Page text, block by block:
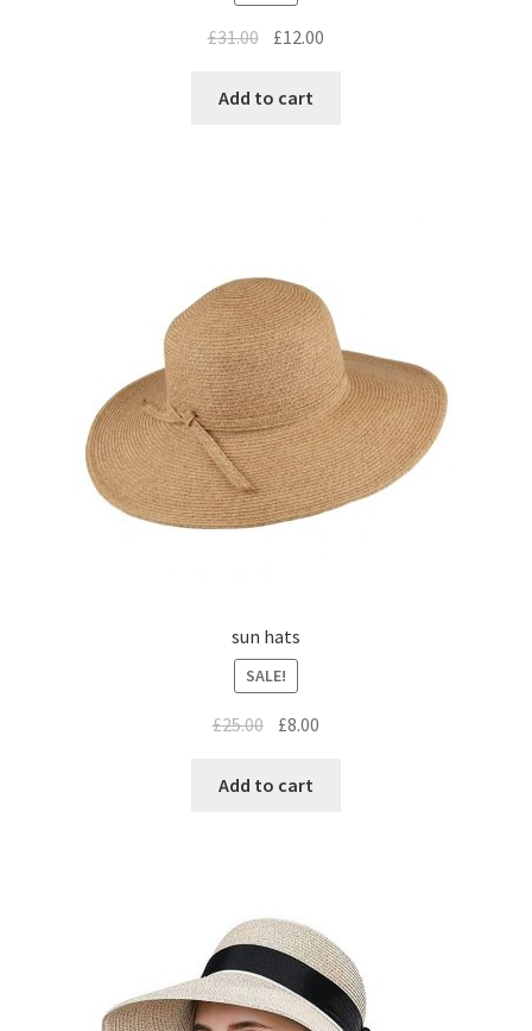
£31.00 £12.00
Add to cart
sun hats
SALE!
£25.00 £8.00
Add to cart